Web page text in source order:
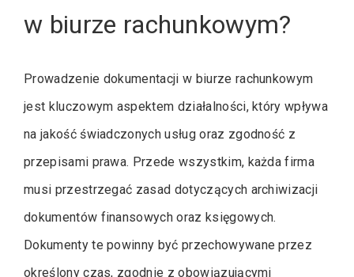
w biurze rachunkowym?
Prowadzenie dokumentacji w biurze rachunkowym
jest kluczowym aspektem działalności, który wpływa
na jakość świadczonych usług oraz zgodność z
przepisami prawa. Przede wszystkim, każda firma
musi przestrzegać zasad dotyczących archiwizacji
dokumentów finansowych oraz księgowych.
Dokumenty te powinny być przechowywane przez
określony czas, zgodnie z obowiązującymi